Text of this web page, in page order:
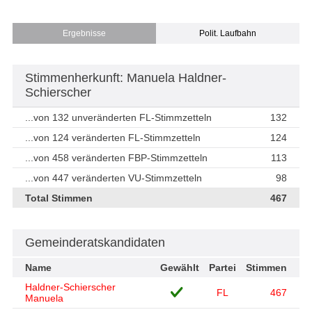
Ergebnisse Polit. Laufbahn
Stimmenherkunft: Manuela Haldner-
Schierscher
...von 132 unveränderten FL-Stimmzetteln
132
...von 124 veränderten FL-Stimmzetteln
124
...von 458 veränderten FBP-Stimmzetteln
113
...von 447 veränderten VU-Stimmzetteln
98
Total Stimmen
467
Gemeinderatskandidaten
Name Gewählt Partei
Stimmen
Haldner-Schierscher
Manuela
FL 467